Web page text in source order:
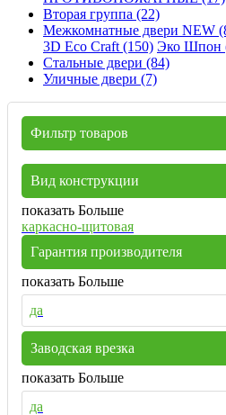
Вторая группа (22)
Межкомнатные двери NEW
3D Eco Craft (150) Эко Шпон
Стальные двери (84)
Уличные двери (7)
Фильтр товаров
Вид конструкции
показать Больше
каркасно-щитовая
Гарантия производителя
показать Больше
да
Заводская врезка
показать Больше
да